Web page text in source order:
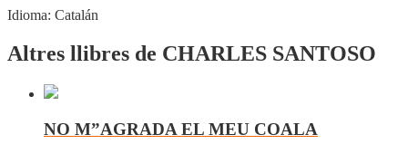
Idioma: Catalán
Altres llibres de CHARLES SANTOSO
NO M”AGRADA EL MEU COALA